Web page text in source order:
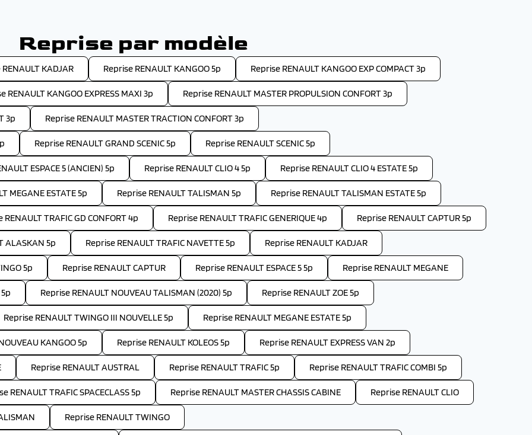
Reprise par modèle
KADJAR Reprise RENAULT KANGOO 5p Reprise RENAULT KANGOO EXP COMPACT 3p
RENAULT KANGOO EXPRESS MAXI 3p Reprise RENAULT MASTER PROPULSION CONFORT 3p
3p Reprise RENAULT MASTER TRACTION CONFORT 3p
Reprise RENAULT GRAND SCENIC 5p Reprise RENAULT SCENIC 5p
ESPACE 5 (ANCIEN) 5p Reprise RENAULT CLIO 4 5p Reprise RENAULT CLIO 4 ESTATE 5p
MEGANE ESTATE 5p Reprise RENAULT TALISMAN 5p Reprise RENAULT TALISMAN ESTATE 5p
RENAULT TRAFIC GD CONFORT 4p Reprise RENAULT TRAFIC GENERIQUE 4p Reprise RENAULT CAPTUR 5p
ALASKAN 5p Reprise RENAULT TRAFIC NAVETTE 5p Reprise RENAULT KADJAR
5p Reprise RENAULT CAPTUR Reprise RENAULT ESPACE 5 5p Reprise RENAULT MEGANE
Reprise RENAULT NOUVEAU TALISMAN (2020) 5p Reprise RENAULT ZOE 5p
Reprise RENAULT TWINGO III NOUVELLE 5p Reprise RENAULT MEGANE ESTATE 5p
KANGOO 5p Reprise RENAULT KOLEOS 5p Reprise RENAULT EXPRESS VAN 2p
Reprise RENAULT AUSTRAL Reprise RENAULT TRAFIC 5p Reprise RENAULT TRAFIC COMBI 5p
RENAULT TRAFIC SPACECLASS 5p Reprise RENAULT MASTER CHASSIS CABINE Reprise RENAULT CLIO
Reprise RENAULT TWINGO